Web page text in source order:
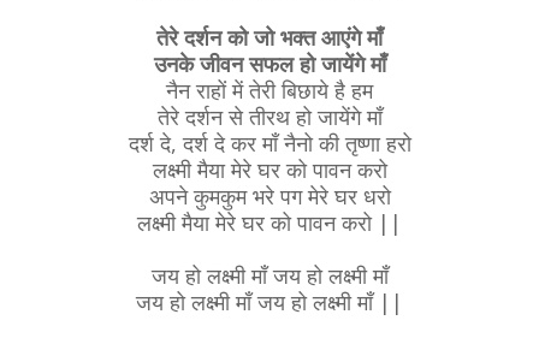
तेरे दर्शन को जो भक्त आएंगे माँ
उनके जीवन सफल हो जायेंगे माँ
नैन राहों में तेरी बिछाये है हम
तेरे दर्शन से तीरथ हो जायेंगे माँ
दर्श दे, दर्श दे कर माँ नैनो की तृष्णा हरो
लक्ष्मी मैया मेरे घर को पावन करो
अपने कुमकुम भरे पग मेरे घर धरो
लक्ष्मी मैया मेरे घर को पावन करो ||
जय हो लक्ष्मी माँ जय हो लक्ष्मी माँ
जय हो लक्ष्मी माँ जय हो लक्ष्मी माँ ||